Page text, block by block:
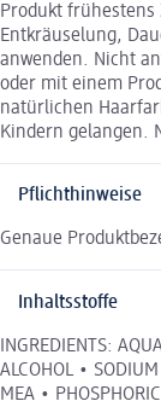
Produkt frühestens
Entkräuselung,
anwenden. Nicht
oder mit einem
natürlichen
Kindern gelangen.
Pflichthinweise
Genaue
Inhaltsstoffe
INGREDIENTS:
ALCOHOL •
MEA •